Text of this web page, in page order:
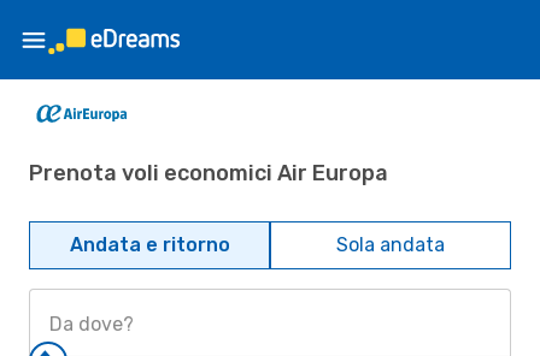
Prenota voli economici Air Europa
Andata e ritorno Sola andata
Da dove?